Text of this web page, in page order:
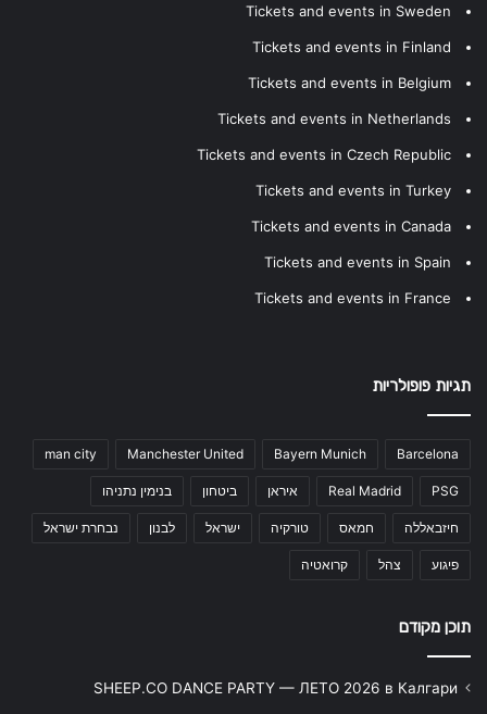
Tickets and events in Sweden
Tickets and events in Finland
Tickets and events in Belgium
Tickets and events in Netherlands
Tickets and events in Czech Republic
Tickets and events in Turkey
Tickets and events in Canada
Tickets and events in Spain
Tickets and events in France
תגיות פופולריות
Barcelona
Bayern Munich
Manchester United
man city
PSG
Real Madrid איראן ביטחון בנימין נתניהו
חיזבאללה חמאס טורקיה ישראל לבנון נבחרת ישראל
פיגוע צהל קרואטיה
תוכן מקודם
SHEEP.CO DANCE PARTY — ЛЕТО 2026 в Калгари